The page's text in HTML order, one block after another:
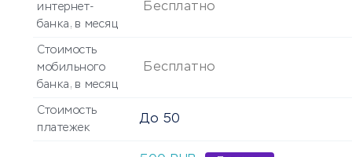
интернет-
банка, в месяц
Бесплатно
Стоимость
мобильного
банка, в месяц
Бесплатно
Стоимость
платежек
До 50